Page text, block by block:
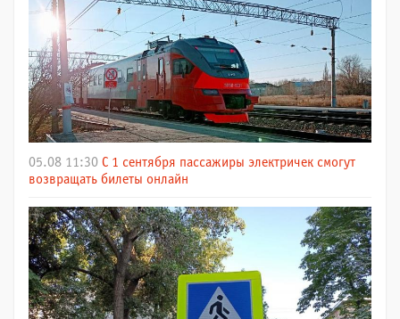
05.08 11:30 С 1 сентября пассажиры электричек смогут
возвращать билеты онлайн